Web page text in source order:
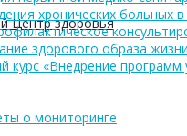
Центр здоровья
хронических больных
здорового образа жизни
курс «Внедрение программ
о мониторинге